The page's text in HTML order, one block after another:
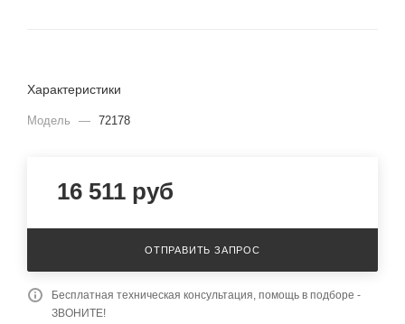
Характеристики
Модель — 72178
16 511 руб
ОТПРАВИТЬ ЗАПРОС
Бесплатная техническая консультация, помощь в подборе -
ЗВОНИТЕ!